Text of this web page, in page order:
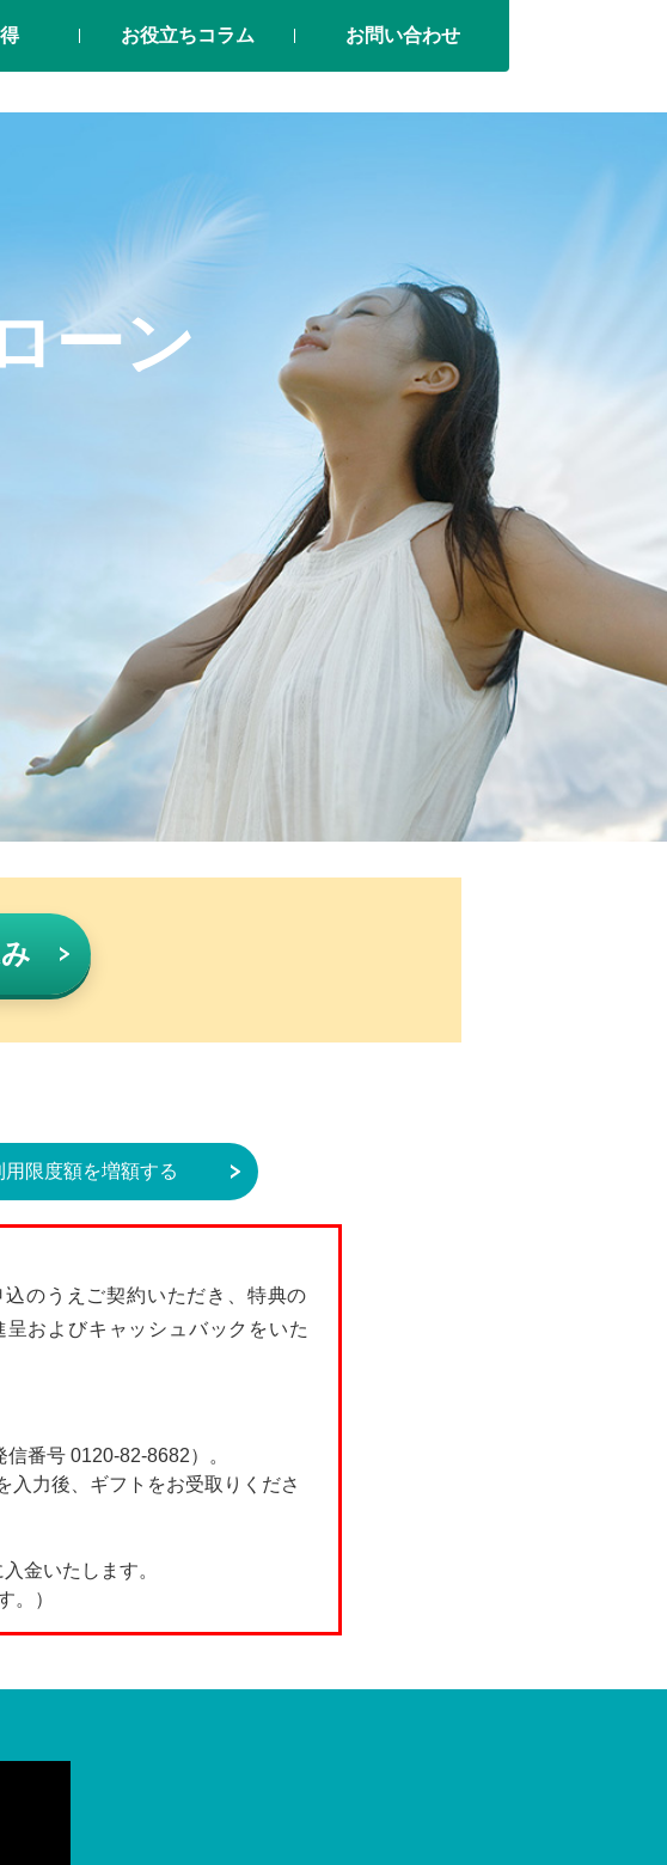
お役立ちコラム お問い合わせ
ーン
用限度額を増額する
のうえご契約いただき、特典の
およびキャッシュバックをいた
番号 0120-82-8682）。
入力後、ギフトをお受取りくださ
金いたします。
。）